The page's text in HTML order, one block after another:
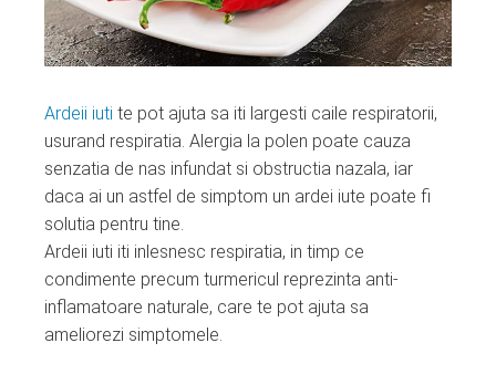
Ardeii iuti te pot ajuta sa iti largesti caile respiratorii,
usurand respiratia. Alergia la polen poate cauza
senzatia de nas infundat si obstructia nazala, iar
daca ai un astfel de simptom un ardei iute poate fi
solutia pentru tine.
Ardeii iuti iti inlesnesc respiratia, in timp ce
condimente precum turmericul reprezinta anti-
inflamatoare naturale, care te pot ajuta sa
ameliorezi simptomele.